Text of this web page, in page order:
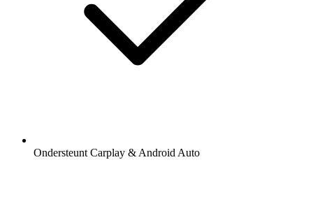
Ondersteunt Carplay & Android Auto